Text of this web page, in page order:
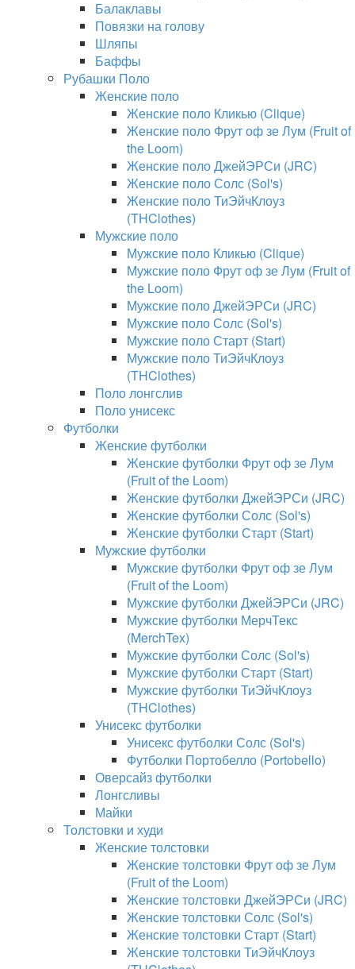
Балаклавы
Повязки на голову
Шляпы
Баффы
Рубашки Поло
Женские поло
Женские поло Кликью (Clique)
Женские поло Фрут оф зе Лум (Fruit of
the Loom)
Женские поло ДжейЭРСи (JRC)
Женские поло Солс (Sol's)
Женские поло ТиЭйчКлоуз
(THClothes)
Мужские поло
Мужские поло Кликью (Clique)
Мужские поло Фрут оф зе Лум (Fruit of
the Loom)
Мужские поло ДжейЭРСи (JRC)
Мужские поло Солс (Sol's)
Мужские поло Старт (Start)
Мужские поло ТиЭйчКлоуз
(THClothes)
Поло лонгслив
Поло унисекс
Футболки
Женские футболки
Женские футболки Фрут оф зе Лум
(Fruit of the Loom)
Женские футболки ДжейЭРСи (JRC)
Женские футболки Солс (Sol's)
Женские футболки Старт (Start)
Мужские футболки
Мужские футболки Фрут оф зе Лум
(Fruit of the Loom)
Мужские футболки ДжейЭРСи (JRC)
Мужские футболки МерчТекс
(MerchTex)
Мужские футболки Солс (Sol's)
Мужские футболки Старт (Start)
Мужские футболки ТиЭйчКлоуз
(THClothes)
Унисекс футболки
Унисекс футболки Солс (Sol's)
Футболки Портобелло (Portobello)
Оверсайз футболки
Лонгсливы
Майки
Толстовки и худи
Женские толстовки
Женские толстовки Фрут оф зе Лум
(Fruit of the Loom)
Женские толстовки ДжейЭРСи (JRC)
Женские толстовки Солс (Sol's)
Женские толстовки Старт (Start)
Женские толстовки ТиЭйчКлоуз